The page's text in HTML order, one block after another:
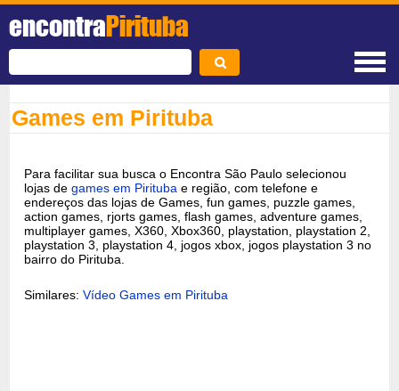
encontraPirituba
Games em Pirituba
Para facilitar sua busca o Encontra São Paulo selecionou
lojas degames em Pirituba e região, com telefone e
endereços das lojas de Games, fun games, puzzle games,
action games, rjorts games, flash games, adventure games,
multiplayer games, X360, Xbox360, playstation, playstation 2,
playstation 3, playstation 4, jogos xbox, jogos playstation 3 no
bairro do Pirituba.
Similares:Vídeo Games em Pirituba